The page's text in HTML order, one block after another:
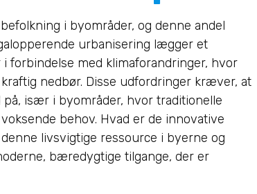
i byområder, og denne andel
urbanisering lægger et
forbindelse med klimaforandringer, hvor
nedbør. Disse udfordringer kræver, at
især i byområder, hvor traditionelle
behov. Hvad er de innovative
livsvigtige ressource i byerne og
bæredygtige tilgange, der er